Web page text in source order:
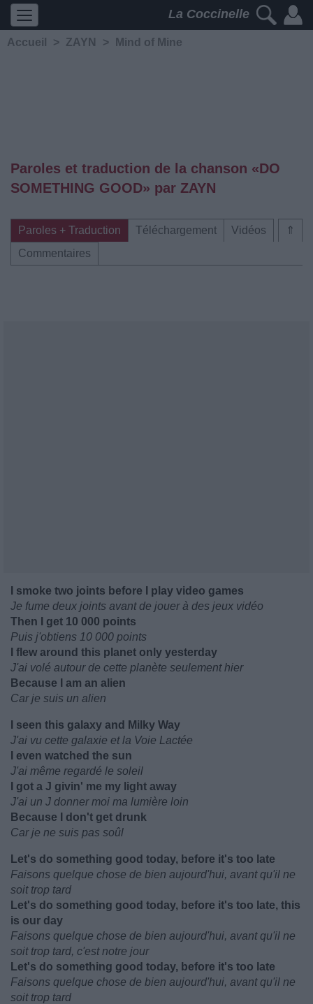
La Coccinelle
Accueil > ZAYN > Mind of Mine
Paroles et traduction de la chanson «DO
SOMETHING GOOD» par ZAYN
⇑
Paroles + Traduction Téléchargement
Vidéos
Commentaires
I smoke two joints before I play video games
Je fume deux joints avant de jouer à des jeux vidéo
Then I get 10 000 points
Puis j'obtiens 10 000 points
I flew around this planet only yesterday
J'ai volé autour de cette planète seulement hier
Because I am an alien
Car je suis un alien
I seen this galaxy and Milky Way
J'ai vu cette galaxie et la Voie Lactée
I even watched the sun
J'ai même regardé le soleil
I got a J givin' me my light away
J'ai un J donner moi ma lumière loin
Because I don't get drunk
Car je ne suis pas soûl
Let's do something good today, before it's too late
Faisons quelque chose de bien aujourd'hui, avant qu'il ne
soit trop tard
Let's do something good today, before it's too late, this
is our day
Faisons quelque chose de bien aujourd'hui, avant qu'il ne
soit trop tard, c'est notre jour
Let's do something good today, before it's too late
Faisons quelque chose de bien aujourd'hui, avant qu'il ne
soit trop tard